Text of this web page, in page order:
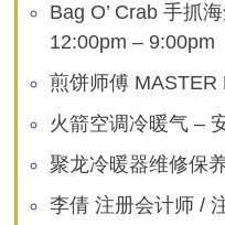
Bag O’ Crab 手抓
12:00pm – 9:00pm
煎饼师傅 MASTER
火箭空调冷暖气 –
聚龙冷暖器维修保
李倩 注册会计师 /